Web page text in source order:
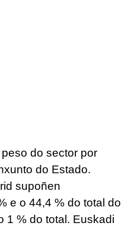
do sector por
do Estado.
supoñen
e o 44,4 % do total do
1 % do total. Euskadi